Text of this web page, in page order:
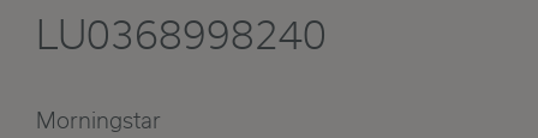
LU0368998240
Morningstar